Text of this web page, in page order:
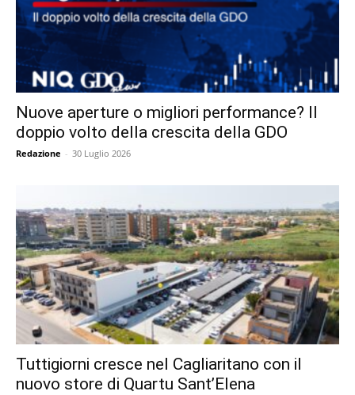
Nuove aperture o migliori performance? Il
doppio volto della crescita della GDO
Redazione - 30 Luglio 2026
Tuttigiorni cresce nel Cagliaritano con il
nuovo store di Quartu Sant’Elena